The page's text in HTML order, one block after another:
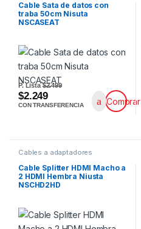
Cable Sata de datos con
traba 50cm Nisuta
NSCASEAT
P. Lista$2.499
$2.249
CON TRANSFERENCIA Comprar
Cables a adaptadores
Cable Splitter HDMI Macho a
2 HDMI Hembra Niusta
NSCHD2HD